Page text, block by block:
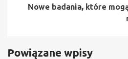
Nowe badania, które
Powiązane wpisy